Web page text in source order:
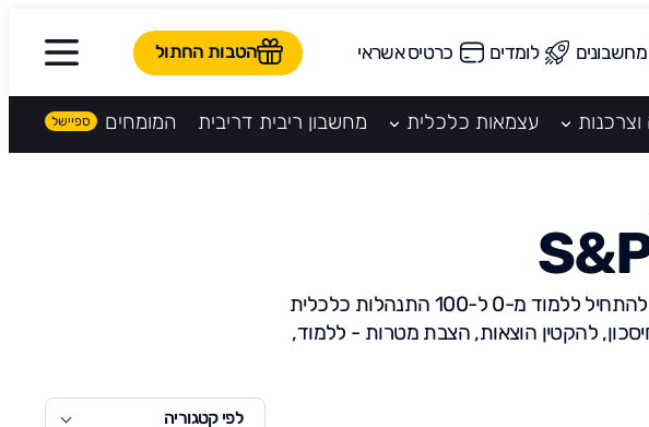
מחשבונים לומדים כרטיס אשראי הטבות החתול
עצמאות כלכלית מחשבון ריבית דריבית המומחים
בלוג פיננסי מבית קהילת חתול פיננסי. חדשים בעולם הפיננסי? רוצים להתחיל ללמוד מ-0 ל-100 התנהלות כלכלית
להקטין הוצאות, הצבת מטרות - ללמוד,
לפי קטגוריה